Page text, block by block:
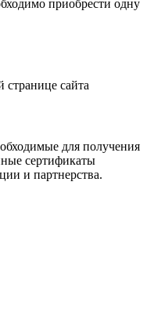
приобрести одну
сайта
для получения
сертификаты
и партнерства.